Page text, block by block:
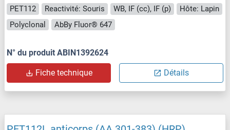
PET112 Reactivité: Souris WB, IF (cc), IF (p)
Hôte: Lapin
Polyclonal
AbBy Fluor® 647
N° du produit ABIN1392624
Fiche technique Détails